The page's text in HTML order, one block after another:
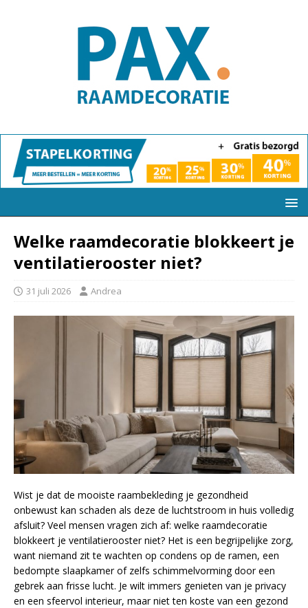
Welke raamdecoratie blokkeert je
ventilatierooster niet?
31 juli 2026 Andrea
Wist je dat de mooiste raambekleding je gezondheid
onbewust kan schaden als deze de luchtstroom in huis volledig
afsluit? Veel mensen vragen zich af: welke raamdecoratie
blokkeert je ventilatierooster niet? Het is een begrijpelijke zorg,
want niemand zit te wachten op condens op de ramen, een
bedompte slaapkamer of zelfs schimmelvorming door een
gebrek aan frisse lucht. Je wilt immers genieten van je privacy
en een sfeervol interieur, maar niet ten koste van een gezond